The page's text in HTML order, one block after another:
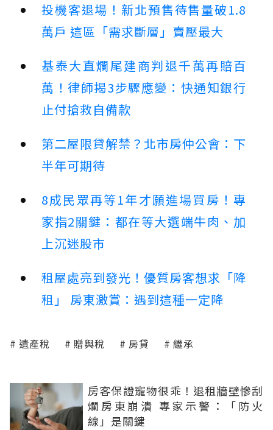
投機客退場！新北預售待售量破1.8
萬戶 這區「需求斷層」賣壓最大
基泰大直爛尾建商判退千萬再賠百
萬！律師揭3步驟應變：快通知銀行
止付搶救自備款
第二屋限貸解禁？北市房仲公會：下
半年可期待
8成民眾再等1年才願進場買房！專
家指2關鍵：都在等大選端牛肉、加
上沉迷股市
租屋處亮到發光！優質房客想求「降
租」 房東激賞：遇到這種一定降
遺產稅 贈與稅 房貸 繼承
房客保證寵物很乖！退租牆壁慘刮
爛房東崩潰 專家示警：「防火
線」是關鍵